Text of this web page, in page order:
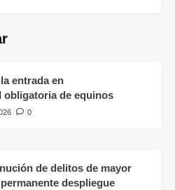
entrada en
obligatoria de equinos
0
de delitos de mayor
despliegue